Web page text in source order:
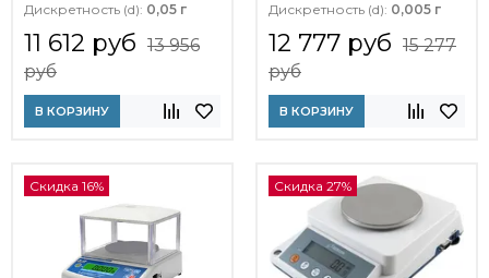
Дискретность (d): 0,05 г
11 612 руб 13 956
руб
В КОРЗИНУ
Дискретность (d): 0,005 г
12 777 руб 15 277
руб
В КОРЗИНУ
Скидка 16% Скидка 27%